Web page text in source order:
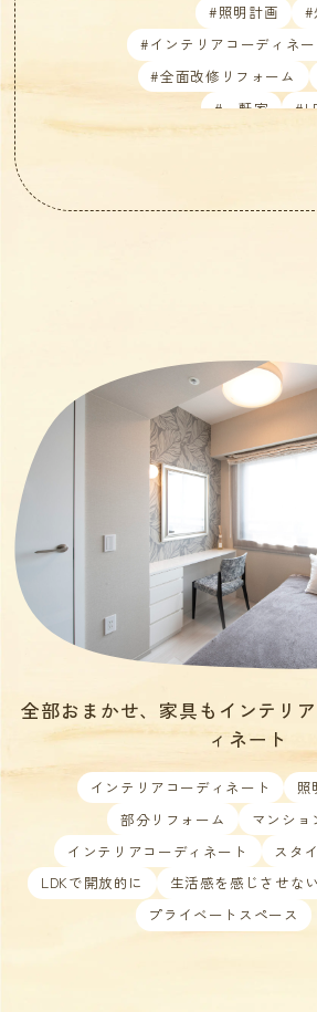
#照明計画 #
#インテリアコーディネー
#全面改修リフォーム
#一軒家
全部おまかせ、家具もインテリ
ィネート
インテリアコーディネート
照
部分リフォーム
マンショ
インテリアコーディネート
スタ
LDKで開放的に
生活感を感じさせない
プライベートスペース